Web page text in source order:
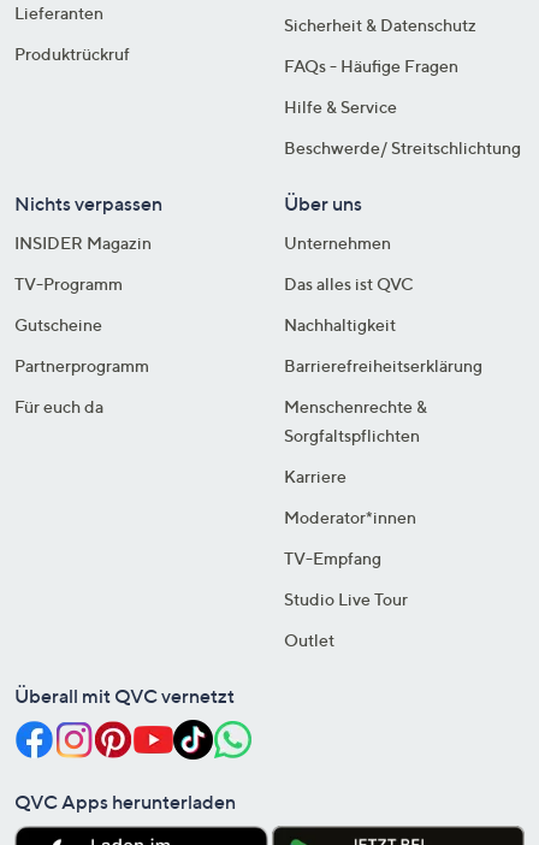
Lieferanten
Produktrückruf
Sicherheit & Datenschutz
FAQs - Häufige Fragen
Hilfe & Service
Beschwerde/ Streitschlichtung
Nichts verpassen
INSIDER Magazin
TV-Programm
Gutscheine
Partnerprogramm
Für euch da
Über uns
Unternehmen
Das alles ist QVC
Nachhaltigkeit
Barrierefreiheitserklärung
Menschenrechte &
Sorgfaltspflichten
Karriere
Moderator*innen
TV-Empfang
Studio Live Tour
Outlet
Überall mit QVC vernetzt
QVC Apps herunterladen